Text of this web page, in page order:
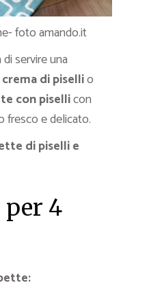
foto amando.it
servire una
crema di pisellio
con pisellicon
fresco e delicato.
di piselli e
4